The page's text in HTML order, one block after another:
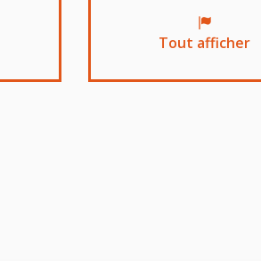
Tout afficher